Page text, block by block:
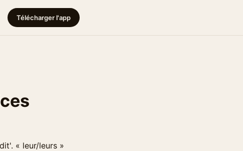
Télécharger l'app
« leur/leurs »